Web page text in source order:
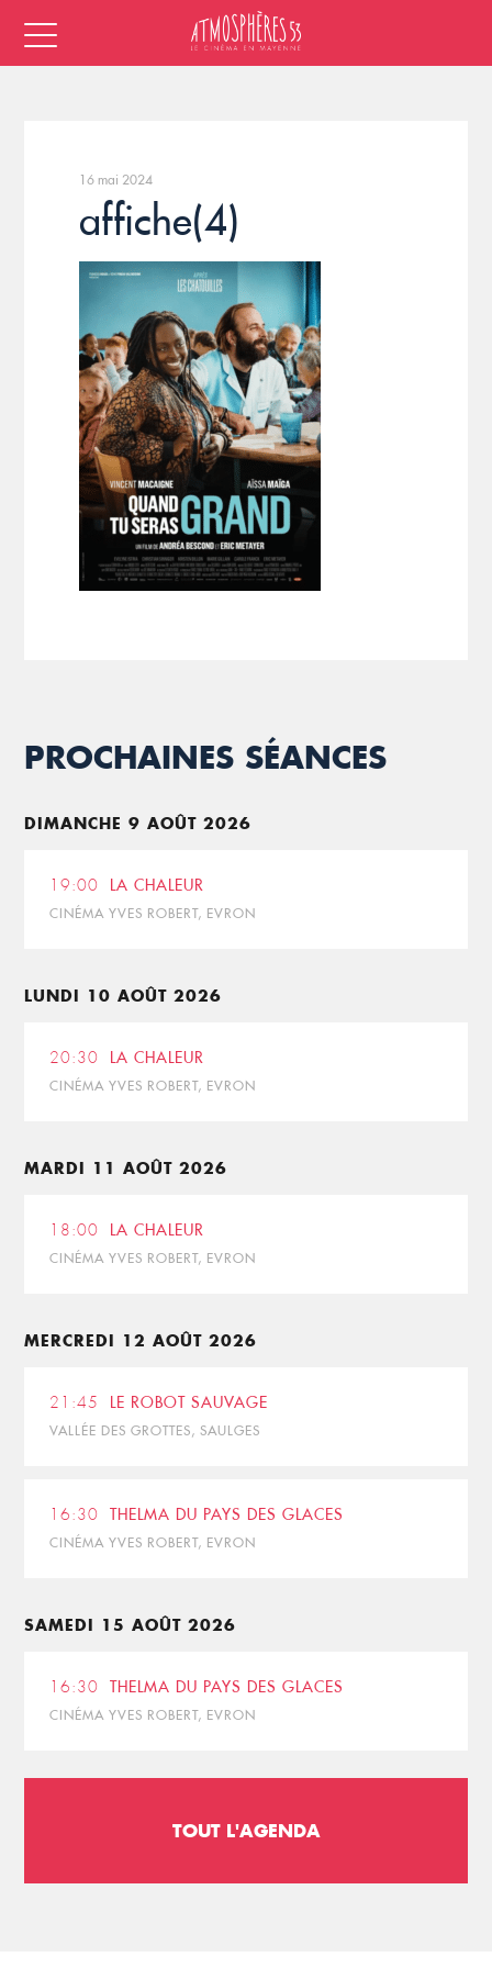
16 mai 2024
affiche(4)
PROCHAINES SÉANCES
DIMANCHE 9 AOÛT 2026
19:00 LA CHALEUR
CINÉMA YVES ROBERT, EVRON
LUNDI 10 AOÛT 2026
20:30 LA CHALEUR
CINÉMA YVES ROBERT, EVRON
MARDI 11 AOÛT 2026
18:00 LA CHALEUR
CINÉMA YVES ROBERT, EVRON
MERCREDI 12 AOÛT 2026
21:45 LE ROBOT SAUVAGE
VALLÉE DES GROTTES, SAULGES
16:30 THELMA DU PAYS DES GLACES
CINÉMA YVES ROBERT, EVRON
SAMEDI 15 AOÛT 2026
16:30 THELMA DU PAYS DES GLACES
CINÉMA YVES ROBERT, EVRON
TOUT L'AGENDA